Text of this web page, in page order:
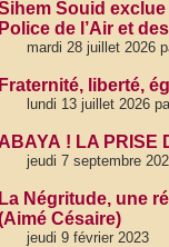
Souid
Police de l’Air et
mardi 28 juillet 2026
Fraternité, liberté,
lundi 13 juillet 2026
ABAYA ! LA PRISE
jeudi 7 septembre
La Négritude, une
Césaire)
jeudi 9 février 2023